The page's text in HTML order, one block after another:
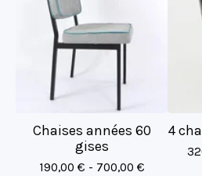
Chaises années 60
gises
190,00 € - 700,00 €
4